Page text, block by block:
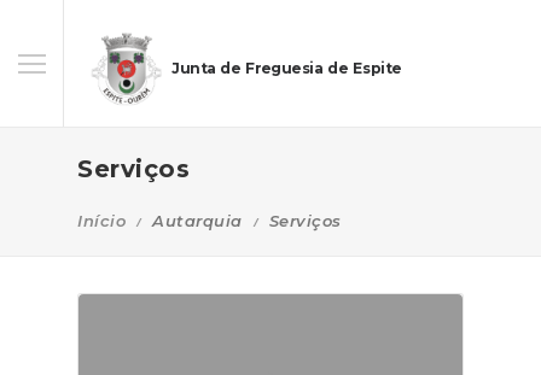
Junta de Freguesia de Espite
Serviços
Início Autarquia Serviços